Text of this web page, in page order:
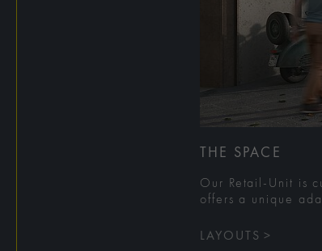
THE SPACE
Our Retail-Unit is
offers a unique
LAYOUTS